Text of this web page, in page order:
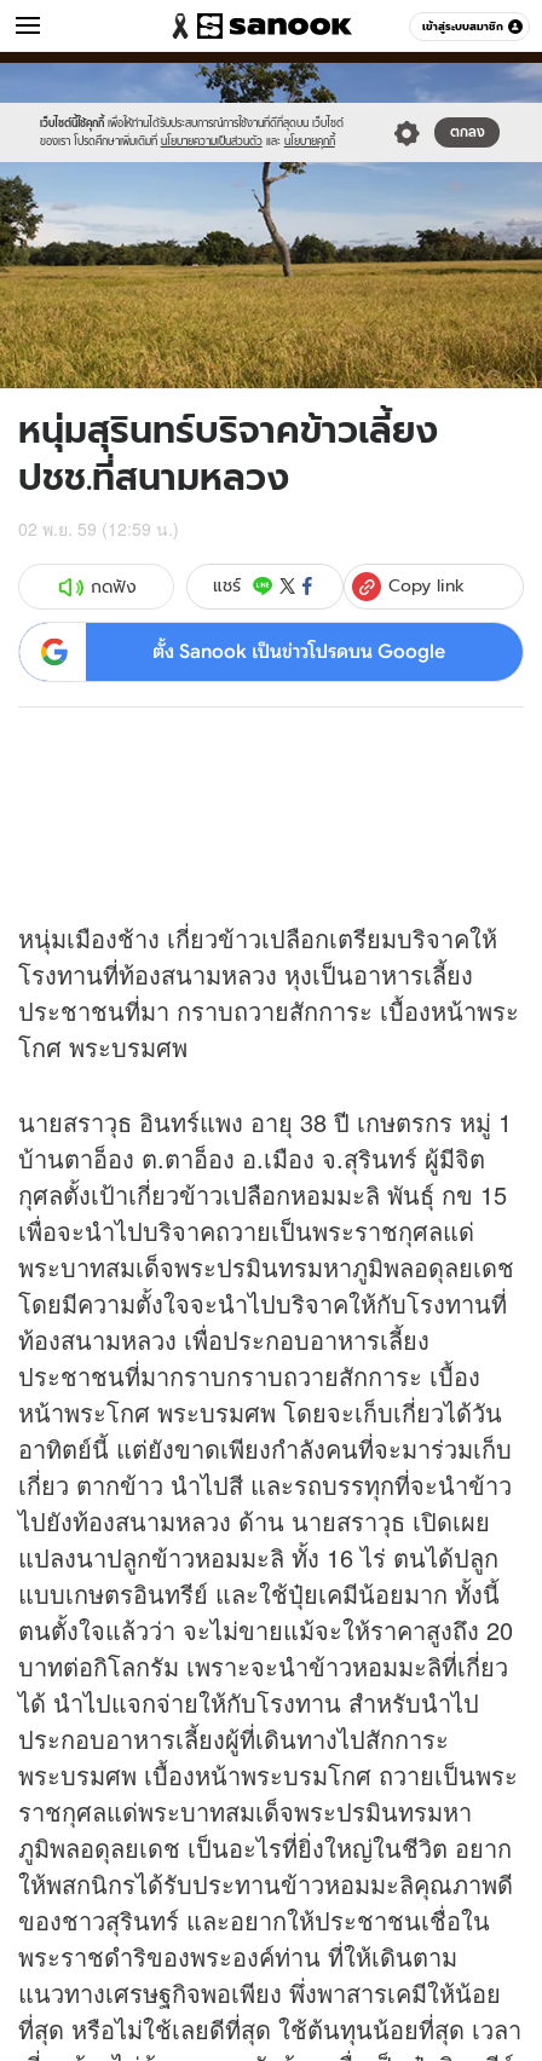
เข้าสู่ระบบสมาชิก
ข่าว หมวดอื่นๆ
เว็บไซต์นี้ใช้คุกกี้ เพื่อให้ท่านได้รับประสบการณ์การใช้งานที่ดีที่สุดบน เว็บไซต์
ของเรา โปรดศึกษาเพิ่มเติมที่ นโยบายความเป็นส่วนตัว และ นโยบายคุกกี้
ตกลง
//s.isanook.com/sr/0/images/logo-
new-
sanook.png
//s.isanook.com/ns/0/ud/418/2094630/740728-
01.jpg
หนุ่มสุรินทร์บริจาคข้าวเลี้ยง
ปชช.ที่สนามหลวง
02 พ.ย. 59 (12:59 น.)
กดฟัง แชร์ Copy link
ตั้ง Sanook เป็นข่าวโปรดบน Google
หนุ่มเมืองช้าง เกี่ยวข้าวเปลือกเตรียมบริจาคให้
โรงทานที่ท้องสนามหลวง หุงเป็นอาหารเลี้ยง
ประชาชนที่มา กราบถวายสักการะ เบื้องหน้าพระ
โกศ พระบรมศพ
นายสราวุธ อินทร์แพง อายุ 38 ปี เกษตรกร หมู่ 1
บ้านตาอ็อง ต.ตาอ็อง อ.เมือง จ.สุรินทร์ ผู้มีจิต
กุศลตั้งเป้าเกี่ยวข้าวเปลือกหอมมะลิ พันธุ์ กข 15
เพื่อจะนำไปบริจาคถวายเป็นพระราชกุศลแด่
พระบาทสมเด็จพระปรมินทรมหาภูมิพลอดุลยเดช
โดยมีความตั้งใจจะนำไปบริจาคให้กับโรงทานที่
ท้องสนามหลวง เพื่อประกอบอาหารเลี้ยง
ประชาชนที่มากราบกราบถวายสักการะ เบื้อง
หน้าพระโกศ พระบรมศพ โดยจะเก็บเกี่ยวได้วัน
อาทิตย์นี้ แต่ยังขาดเพียงกำลังคนที่จะมาร่วมเก็บ
เกี่ยว ตากข้าว นำไปสี และรถบรรทุกที่จะนำข้าว
ไปยังท้องสนามหลวง ด้าน นายสราวุธ เปิดเผย
แปลงนาปลูกข้าวหอมมะลิ ทั้ง 16 ไร่ ตนได้ปลูก
แบบเกษตรอินทรีย์ และใช้ปุ๋ยเคมีน้อยมาก ทั้งนี้
ตนตั้งใจแล้วว่า จะไม่ขายแม้จะให้ราคาสูงถึง 20
บาทต่อกิโลกรัม เพราะจะนำข้าวหอมมะลิที่เกี่ยว
ได้ นำไปแจกจ่ายให้กับโรงทาน สำหรับนำไป
ประกอบอาหารเลี้ยงผู้ที่เดินทางไปสักการะ
พระบรมศพ เบื้องหน้าพระบรมโกศ ถวายเป็นพระ
ราชกุศลแด่พระบาทสมเด็จพระปรมินทรมหา
ภูมิพลอดุลยเดช เป็นอะไรที่ยิ่งใหญ่ในชีวิต อยาก
ให้พสกนิกรได้รับประทานข้าวหอมมะลิคุณภาพดี
ของชาวสุรินทร์ และอยากให้ประชาชนเชื่อใน
พระราชดำริของพระองค์ท่าน ที่ให้เดินตาม
แนวทางเศรษฐกิจพอเพียง พึ่งพาสารเคมีให้น้อย
ที่สุด หรือไม่ใช้เลยดีที่สุด ใช้ต้นทุนน้อยที่สุด เวลา